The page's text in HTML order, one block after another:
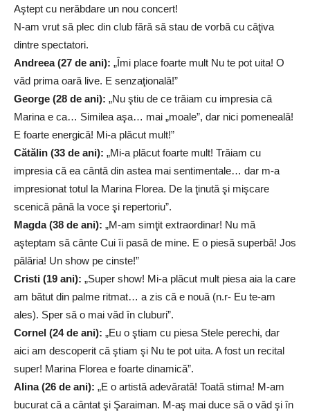
Aştept cu nerăbdare un nou concert!
N-am vrut să plec din club fără să stau de vorbă cu câţiva
dintre spectatori.
Andreea (27 de ani): „Îmi place foarte mult Nu te pot uita! O
văd prima oară live. E senzaţională!”
George (28 de ani): „Nu ştiu de ce trăiam cu impresia că
Marina e ca… Similea aşa… mai „moale”, dar nici pomeneală!
E foarte energică! Mi-a plăcut mult!”
Cătălin (33 de ani): „Mi-a plăcut foarte mult! Trăiam cu
impresia că ea cântă din astea mai sentimentale… dar m-a
impresionat totul la Marina Florea. De la ţinută şi mişcare
scenică până la voce şi repertoriu”.
Magda (38 de ani): „M-am simţit extraordinar! Nu mă
aşteptam să cânte Cui îi pasă de mine. E o piesă superbă! Jos
pălăria! Un show pe cinste!”
Cristi (19 ani): „Super show! Mi-a plăcut mult piesa aia la care
am bătut din palme ritmat… a zis că e nouă (n.r- Eu te-am
ales). Sper să o mai văd în cluburi”.
Cornel (24 de ani): „Eu o ştiam cu piesa Stele perechi, dar
aici am descoperit că ştiam şi Nu te pot uita. A fost un recital
super! Marina Florea e foarte dinamică”.
Alina (26 de ani): „E o artistă adevărată! Toată stima! M-am
bucurat că a cântat şi Şaraiman. M-aş mai duce să o văd şi în